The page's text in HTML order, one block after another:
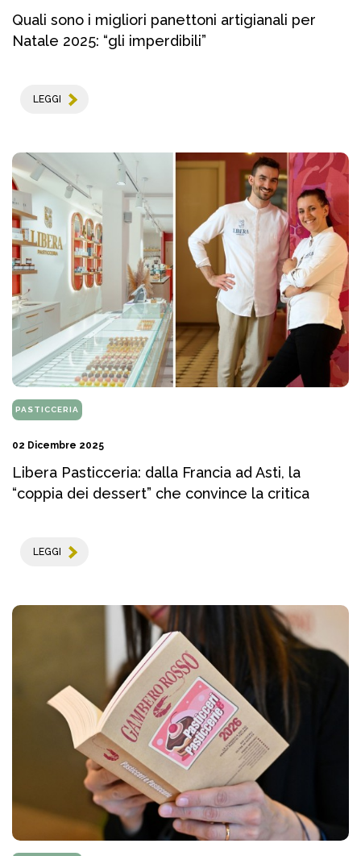
Quali sono i migliori panettoni artigianali per
Natale 2025: “gli imperdibili”
LEGGI
PASTICCERIA
02 Dicembre 2025
Libera Pasticceria: dalla Francia ad Asti, la
“coppia dei dessert” che convince la critica
LEGGI